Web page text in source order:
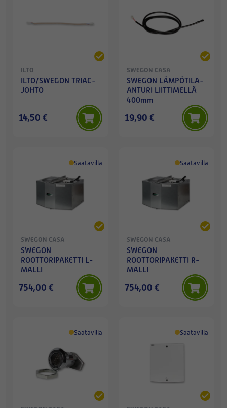
ILTO
ILTO/SWEGON TRIAC-
JOHTO
14,50 €
SWEGON CASA
SWEGON LÄMPÖTILA-
ANTURI LIITTIMELLÄ
400mm
19,90 €
Saatavilla
SWEGON CASA
SWEGON
ROOTTORIPAKETTI L-
MALLI
754,00 €
Saatavilla
SWEGON CASA
SWEGON
ROOTTORIPAKETTI R-
MALLI
754,00 €
Saatavilla Saatavilla